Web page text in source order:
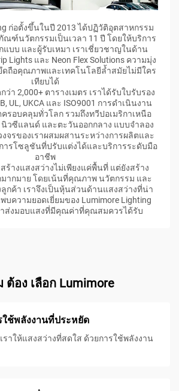
ก่อตั้งขึ้นในปี 2013 ได้ปฏิวัติอุตสาหกรรม
ณฑ์นวัตกรรมเป็นเวลา 11 ปี โดยให้บริการ
แบบ และผู้รับเหมา เราเชี่ยวชาญในด้าน
Lights และ Neon Flex Solutions ความมุ่ง
ดถือคุณภาพและเทคโนโลยีล้ำสมัยไม่มีใคร
เทียบได้
า 2,000+ ตารางเมตร เราได้รับใบรับรอง
UL, UKCA และ ISO9001 การดำเนินงาน
รอบคลุมทั่วโลก รวมถึงทวีปอเมริกาเหนือ
นิวซีแลนด์ และตะวันออกกลาง แบบจำลอง
จรของเราผสมผสานระหว่างการผลิตและ
ารโซลูชันที่ปรับแต่งได้และบริการระดับมือ
อาชีพ
สร้างแสงสว่างไม่เพียงแค่พื้นที่ แต่ยังสร้าง
มากมาย โดยเน้นที่คุณภาพ นวัตกรรม และ
กค้า เราจึงเป็นหุ้นส่วนด้านแสงสว่างที่น่า
บความยอดเยี่ยมของ Lumimore Lighting
าส่งมอบแสงที่มีคุณค่าที่คุณสมควรได้รับ
ต้อง เลือก Lumimore
ช้พลังงานที่ประหยัด
ราให้แสงสว่างที่สดใส ด้วยการใช้พลังงาน